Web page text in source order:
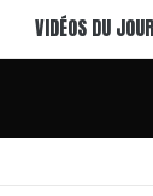
VIDÉOS DU JOUR